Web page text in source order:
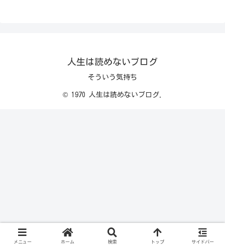
人生は読めないブログ
そういう気持ち
© 1970 人生は読めないブログ.
メニュー ホーム 検索 トップ サイドバー